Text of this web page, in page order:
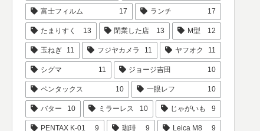
富士フィルム 17 ランチ 17
たまりすく 13 閉業した店 13 M型 12
玉ねぎ 11 フジヤカメラ 11 ヤフオク 11
シグマ 11 ジョージ吉田 10
ペンタックス 10 一眼レフ 10
バター 10 ミラーレス 10 じゃがいも 9
PENTAX K-01 9 珈琲 9 Leica M8 9